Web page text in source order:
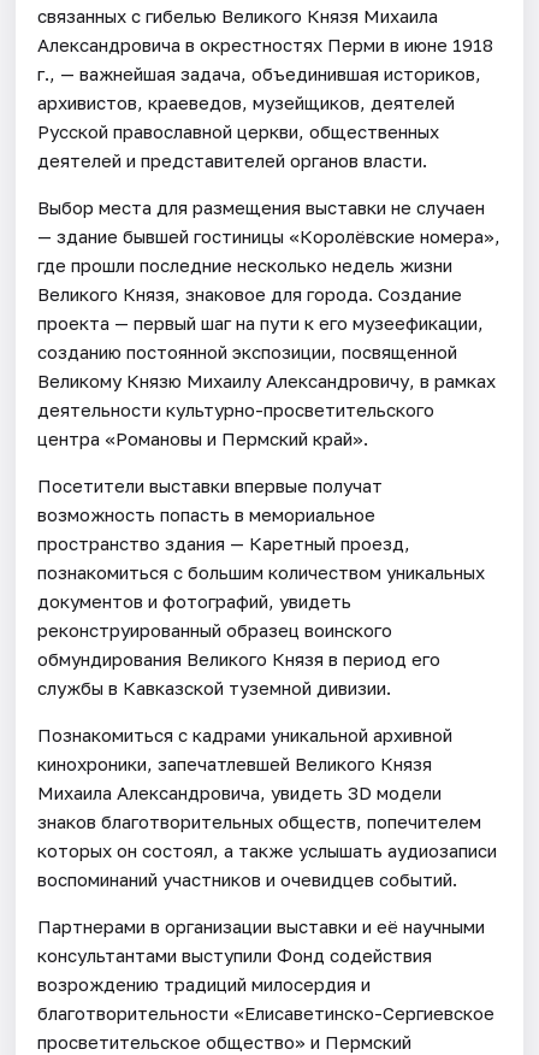
связанных с гибелью Великого Князя Михаила
Александровича в окрестностях Перми в июне 1918
г., — важнейшая задача, объединившая историков,
архивистов, краеведов, музейщиков, деятелей
Русской православной церкви, общественных
деятелей и представителей органов власти.
Выбор места для размещения выставки не случаен
— здание бывшей гостиницы «Королёвские номера»,
где прошли последние несколько недель жизни
Великого Князя, знаковое для города. Создание
проекта — первый шаг на пути к его музеефикации,
созданию постоянной экспозиции, посвященной
Великому Князю Михаилу Александровичу, в рамках
деятельности культурно-просветительского
центра «Романовы и Пермский край».
Посетители выставки впервые получат
возможность попасть в мемориальное
пространство здания — Каретный проезд,
познакомиться с большим количеством уникальных
документов и фотографий, увидеть
реконструированный образец воинского
обмундирования Великого Князя в период его
службы в Кавказской туземной дивизии.
Познакомиться с кадрами уникальной архивной
кинохроники, запечатлевшей Великого Князя
Михаила Александровича, увидеть 3D модели
знаков благотворительных обществ, попечителем
которых он состоял, а также услышать аудиозаписи
воспоминаний участников и очевидцев событий.
Партнерами в организации выставки и её научными
консультантами выступили Фонд содействия
возрождению традиций милосердия и
благотворительности «Елисаветинско-Сергиевское
просветительское общество» и Пермский